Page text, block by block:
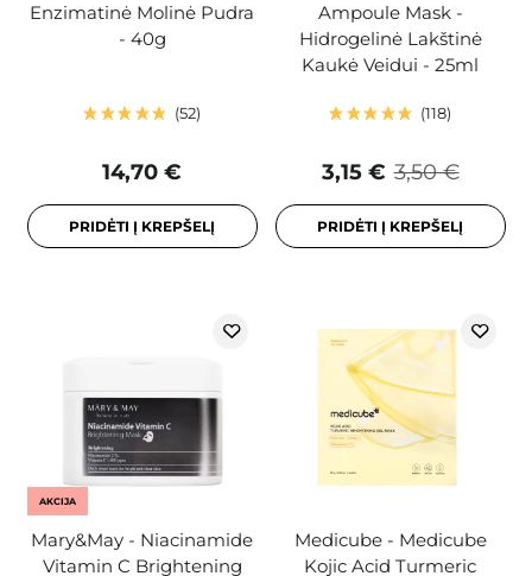
Enzimatinė Molinė Pudra
- 40g
52
14,70 €
PRIDĖTI Į KREPŠELĮ
Ampoule Mask -
Hidrogelinė Lakštinė
Kaukė Veidui - 25ml
118
3,50 €
3,15 €
PRIDĖTI Į KREPŠELĮ
AKCIJA
Mary&May - Niacinamide
Vitamin C Brightening
Medicube - Medicube
Kojic Acid Turmeric